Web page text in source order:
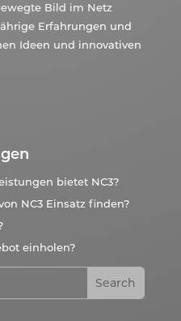
Bild im Netz
Erfahrungen und
Ideen und innovativen
bietet NC3?
NC3 Einsatz finden?
einholen?